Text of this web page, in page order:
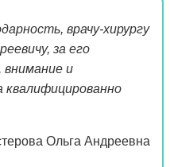
врачу-хирургу
за его
внимание и
квалифицированно
Ольга Андреевна